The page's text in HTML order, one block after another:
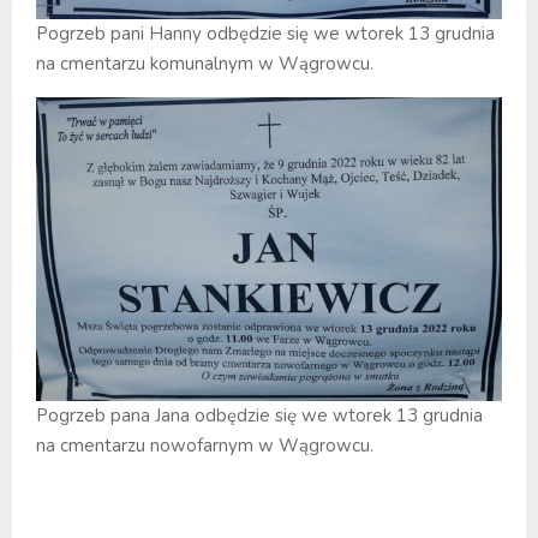
Pogrzeb pani Hanny odbędzie się we wtorek 13 grudnia
na cmentarzu komunalnym w Wągrowcu.
Pogrzeb pana Jana odbędzie się we wtorek 13 grudnia
na cmentarzu nowofarnym w Wągrowcu.